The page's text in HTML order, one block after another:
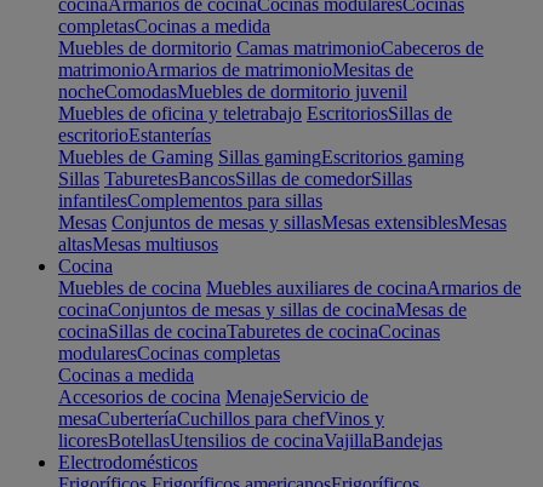
cocinaArmarios de cocinaCocinas modularesCocinas
completasCocinas a medida
Muebles de dormitorio Camas matrimonioCabeceros de
matrimonioArmarios de matrimonioMesitas de
nocheComodasMuebles de dormitorio juvenil
Muebles de oficina y teletrabajo EscritoriosSillas de
escritorioEstanterías
Muebles de Gaming Sillas gamingEscritorios gaming
Sillas TaburetesBancosSillas de comedorSillas
infantilesComplementos para sillas
Mesas Conjuntos de mesas y sillasMesas extensiblesMesas
altasMesas multiusos
Cocina
Muebles de cocina Muebles auxiliares de cocinaArmarios de
cocinaConjuntos de mesas y sillas de cocinaMesas de
cocinaSillas de cocinaTaburetes de cocinaCocinas
modularesCocinas completas
Cocinas a medida
Accesorios de cocina MenajeServicio de
mesaCuberteríaCuchillos para chefVinos y
licoresBotellasUtensilios de cocinaVajillaBandejas
Electrodomésticos